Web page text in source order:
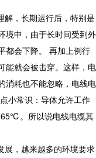
解，长期运行后，特别是
境中，由于长时间受到外
都会下降。 再加上例行
能就会被击穿。这样，电
消耗也不能忽略，电线电
小常识：导体允许工作
。所以说电线电缆其
展，越来越多的环境要求